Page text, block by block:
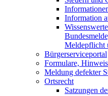
Information
Meldepflicht
Bürgerserviceportal
Formulare,
Meldung defekter
Ortsrecht
Satzungen